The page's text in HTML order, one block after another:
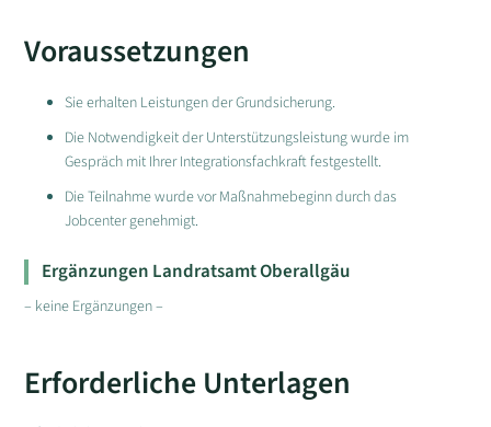
Voraussetzungen
Sie erhalten Leistungen der Grundsicherung.
Die Notwendigkeit der Unterstützungsleistung wurde im
Gespräch mit Ihrer Integrationsfachkraft festgestellt.
Die Teilnahme wurde vor Maßnahmebeginn durch das
Jobcenter genehmigt.
Ergänzungen Landratsamt Oberallgäu
– keine Ergänzungen –
Erforderliche Unterlagen